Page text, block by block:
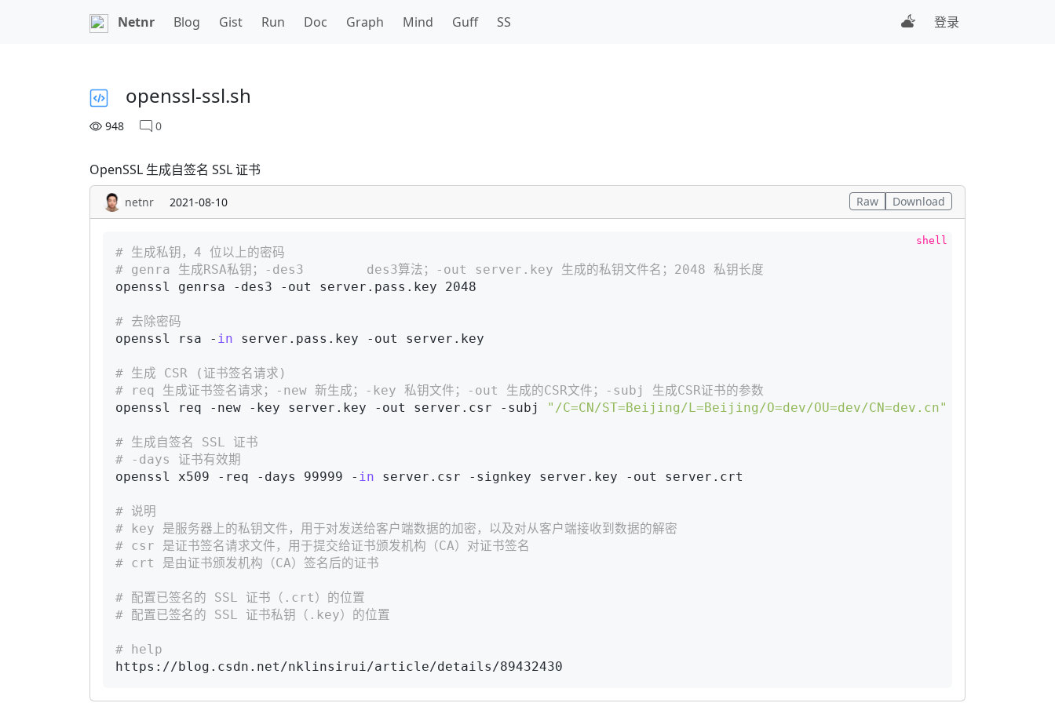
Netnr Blog Gist Run Doc Graph Mind Guff SS 登录
openssl-ssl.sh
948 0
OpenSSL 生成自签名 SSL 证书
netnr 2021-08-10 Raw Download
# 生成私钥，4 位以上的密码
# genra	生成RSA私钥；-des3	des3算法；-out server.key 生成的私钥文件名；2048 私钥长度
openssl genrsa -des3 -out server.pass.key 2048
# 去除密码
openssl rsa - in server.pass.key -out server.key
# 生成 CSR (证书签名请求)
# req 生成证书签名请求；-new 新生成；-key 私钥文件；-out 生成的CSR文件；-subj 生成CSR证书的参数
openssl req -new -key server.key -out server.csr -subj
"/C=CN/ST=Beijing/L=Beijing/O=dev/OU=dev/CN=dev.cn"
# 生成自签名 SSL 证书
# -days 证书有效期
openssl x509 -req -days 99999 - in server.csr -signkey server.key -out server.crt
# 说明
# key 是服务器上的私钥文件，用于对发送给客户端数据的加密，以及对从客户端接收到数据的解密
# csr 是证书签名请求文件，用于提交给证书颁发机构（CA）对证书签名
# crt 是由证书颁发机构（CA）签名后的证书
# 配置已签名的 SSL 证书（.crt）的位置
# 配置已签名的 SSL 证书私钥（.key）的位置
# help
https://blog.csdn.net/nklinsirui/article/details/89432430